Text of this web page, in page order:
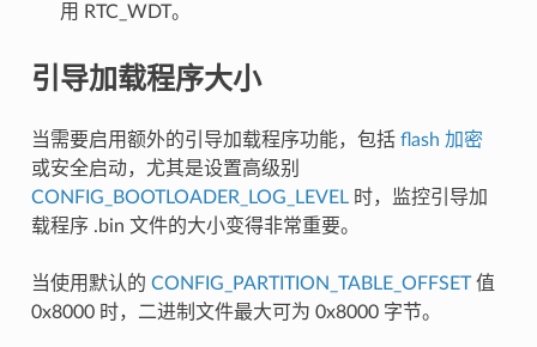
用 RTC_WDT。
引导加载程序大小
当需要启用额外的引导加载程序功能，包括 flash 加密
或安全启动，尤其是设置高级别
CONFIG_BOOTLOADER_LOG_LEVEL时，监控引导加
载程序 .bin 文件的大小变得非常重要。
当使用默认的 CONFIG_PARTITION_TABLE_OFFSET值
0x8000 时，二进制文件最大可为 0x8000 字节。